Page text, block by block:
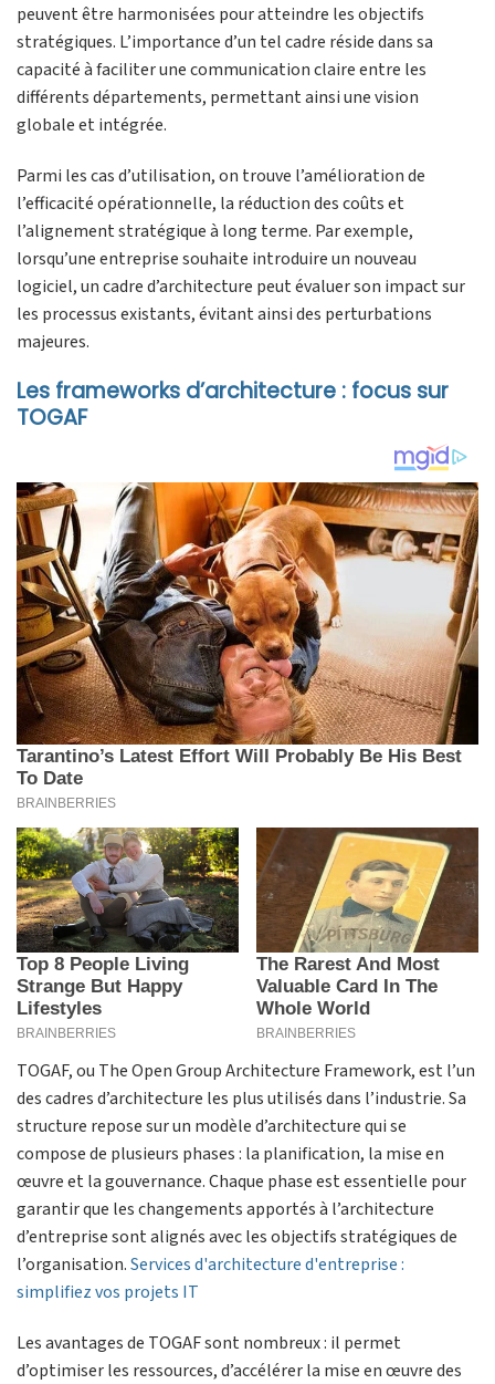
peuvent être harmonisées pour atteindre les objectifs
stratégiques. L’importance d’un tel cadre réside dans sa
capacité à faciliter une communication claire entre les
différents départements, permettant ainsi une vision
globale et intégrée.
Parmi les cas d’utilisation, on trouve l’amélioration de
l’efficacité opérationnelle, la réduction des coûts et
l’alignement stratégique à long terme. Par exemple,
lorsqu’une entreprise souhaite introduire un nouveau
logiciel, un cadre d’architecture peut évaluer son impact sur
les processus existants, évitant ainsi des perturbations
majeures.
Les frameworks d’architecture : focus sur
TOGAF
TOGAF, ou The Open Group Architecture Framework, est l’un
des cadres d’architecture les plus utilisés dans l’industrie. Sa
structure repose sur un modèle d’architecture qui se
compose de plusieurs phases : la planification, la mise en
œuvre et la gouvernance. Chaque phase est essentielle pour
garantir que les changements apportés à l’architecture
d’entreprise sont alignés avec les objectifs stratégiques de
l’organisation.Services d'architecture d'entreprise :
simplifiez vos projets IT
Les avantages de TOGAF sont nombreux : il permet
d’optimiser les ressources, d’accélérer la mise en œuvre des